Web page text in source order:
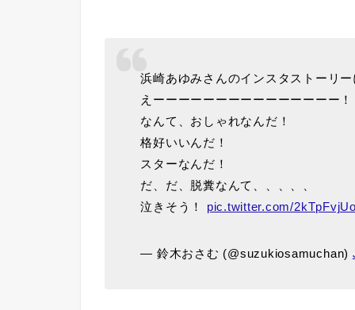
浜崎あゆみさんのインスタストーリ
えーーーーーーーーーーーーーーー！
なんて、おしゃれなんだ！
格好いいんだ！
スターなんだ！
だ、だ、脱糞なんて、、、、、
泣きそう！ pic.twitter.com/
— 鈴木おさむ (@suzukiosamuchan)